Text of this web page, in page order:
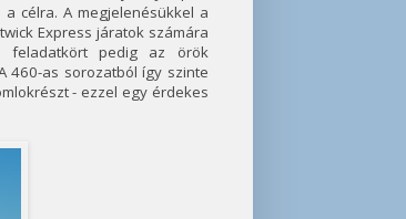
célra. A megjelenésükkel a
Express járatok számára
feladatkört pedig az örök
460-as sorozatból így szinte
- ezzel egy érdekes